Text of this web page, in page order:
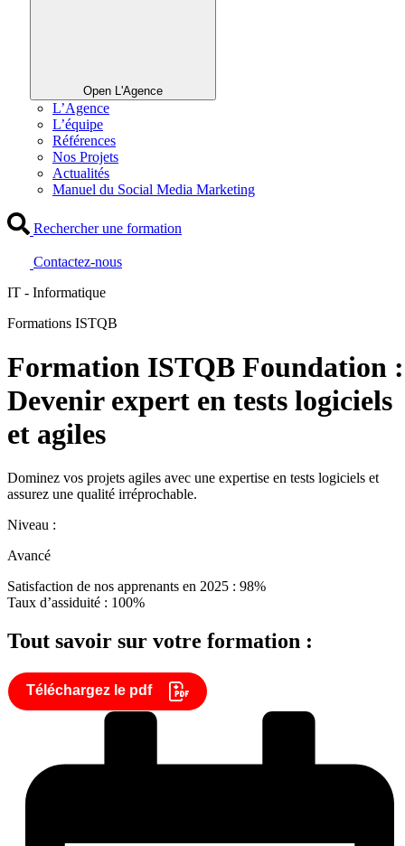
Open L'Agence
L’Agence
L’équipe
Références
Nos Projets
Actualités
Manuel du Social Media Marketing
Rechercher une formation
Contactez-nous
IT - Informatique
Formations ISTQB
Formation ISTQB Foundation :
Devenir expert en tests logiciels
et agiles
Dominez vos projets agiles avec une expertise en tests logiciels et
assurez une qualité irréprochable.
Niveau :
Avancé
Satisfaction de nos apprenants en 2025 : 98%
Taux d’assiduité : 100%
Tout savoir sur votre formation :
Téléchargez le pdf